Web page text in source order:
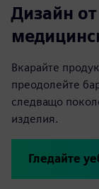
Дизайн
Вкарайте
преодолейте
следващо
изделия.
Гледайте